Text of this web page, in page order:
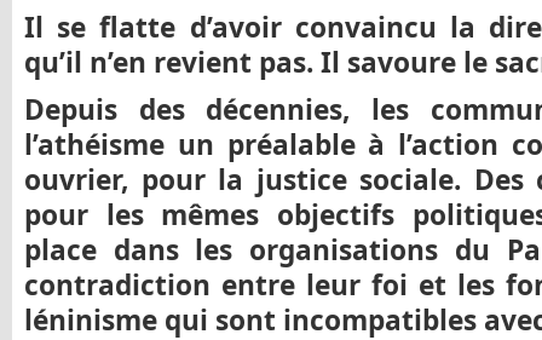
Il se flatte d’avoir convaincu la
qu’il n’en revient pas. Il savoure le
Depuis des décennies, les
l’athéisme un préalable à l’action
ouvrier, pour la justice sociale.
pour les mêmes objectifs
place dans les organisations du
contradiction entre leur foi et les
léninisme qui sont incompatibles